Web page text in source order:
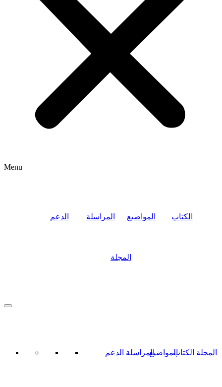
Menu
الدعم المراسلة المواضيع الكتاب
المجلة
الدعم المراسلةالمواضيعالكتاب المجلة